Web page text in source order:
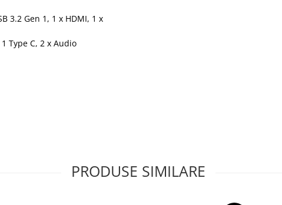
3.2 Gen 1, 1 x HDMI, 1 x
Type C, 2 x Audio
PRODUSE SIMILARE